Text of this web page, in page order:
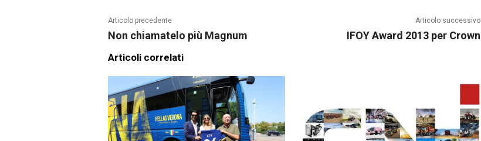
Articolo precedente
Non chiamatelo più Magnum
Articolo successivo
IFOY Award 2013 per Crown
Articoli correlati